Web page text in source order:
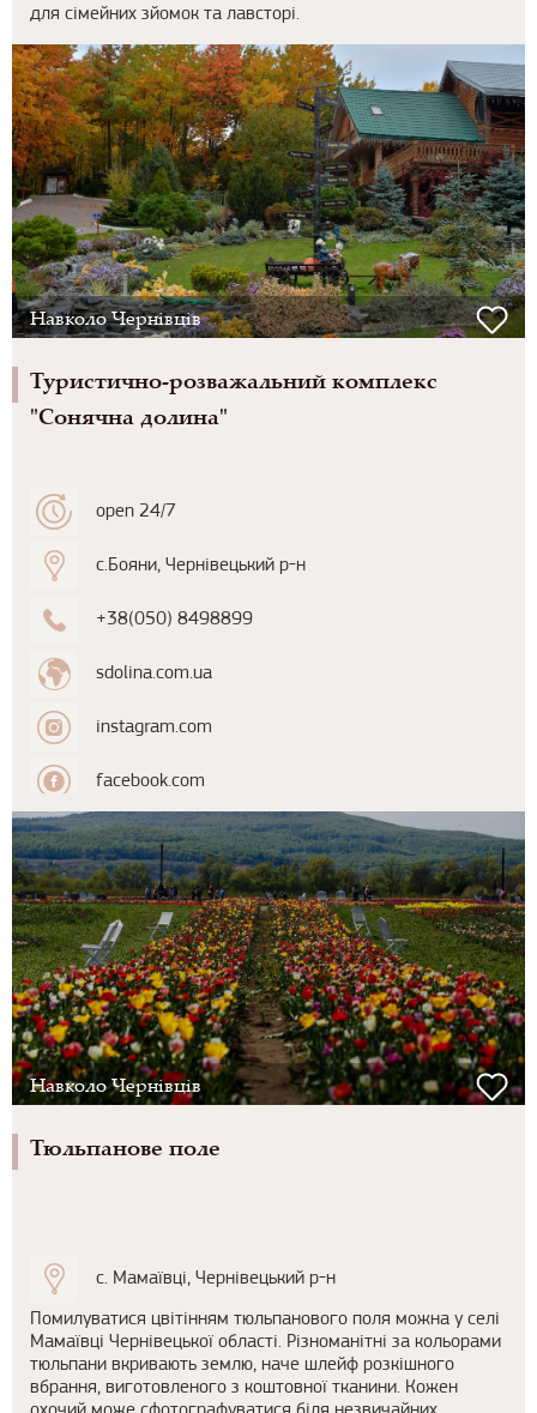
для сімейних зйомок та лавсторі.
Навколо Чернівців
Туристично-розважальний комплекс
"Сонячна долина"
open 24/7
с.Бояни, Чернівецький р-н
+38(050) 8498899
sdolina.com.ua
instagram.com
facebook.com
Навколо Чернівців
Тюльпанове поле
с. Мамаївці, Чернівецький р-н
Помилуватися цвітінням тюльпанового поля можна у селі
Мамаївці Чернівецької області. Різноманітні за кольорами
тюльпани вкривають землю, наче шлейф розкішного
вбрання, виготовленого з коштовної тканини. Кожен